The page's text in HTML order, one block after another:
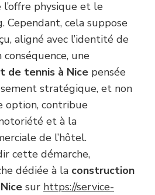
physique et le
Cependant, cela suppose
aligné avec l’identité de
conséquence, une
de tennis à Nice pensée
stratégique, et non
option, contribue
et à la
de l’hôtel.
cette démarche,
dédiée à la construction
sur https://service-